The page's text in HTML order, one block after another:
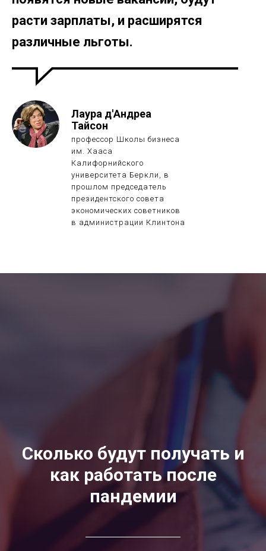
расти зарплаты, и расширятся
различные льготы.
Лаура д'Андреа
Тайсон
профессор Школы бизнеса
им. Хааса
Калифорнийского
университета Беркли, в
прошлом председатель
президентского совета
экономических советников
в администрации Клинтона
Сколько будут получать и
как работать после
пандемии